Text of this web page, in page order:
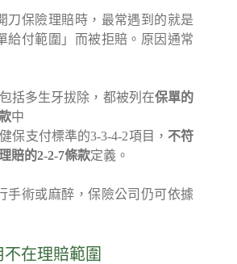
刀保險理賠時，最常遇到的就是
給付範圍」而被拒賠。原因通常
括多生牙拔除，都被列在保單的
中
保支付標準的3-3-4-2項目， 不符
賠的2-2-7條款定義。
手術或麻醉，保險公司仍可依據
在理賠範圍